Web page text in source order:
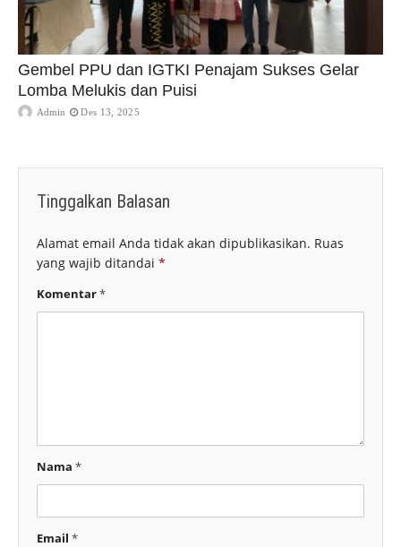
Gembel PPU dan IGTKI Penajam Sukses Gelar
Lomba Melukis dan Puisi
Admin Des 13, 2025
Tinggalkan Balasan
Alamat email Anda tidak akan dipublikasikan. Ruas
yang wajib ditandai *
Komentar*
Nama *
Email *